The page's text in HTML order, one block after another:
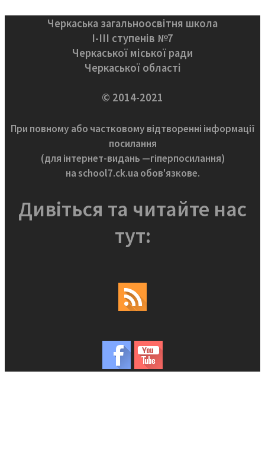
Черкаська загальноосвітня школа
І-ІІІ ступенів №7
Черкаської міської ради
Черкаської області
© 2014-2021
При повному або частковому відтворенні інформації
посилання
(для інтернет-видань —гіперпосилання)
на school7.ck.ua обов'язкове.
Дивіться та читайте нас
тут: